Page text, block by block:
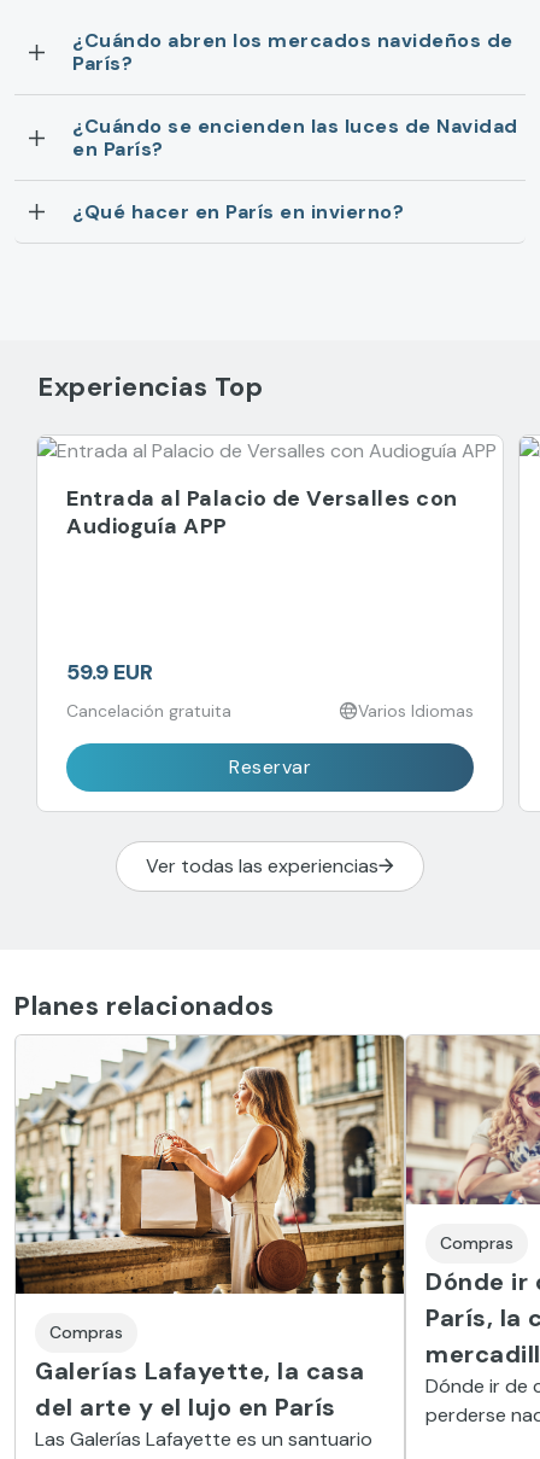
¿Cuándo abren los mercados navideños de
París?
¿Cuándo se encienden las luces de Navidad
en París?
¿Qué hacer en París en invierno?
Experiencias Top
Entrada al Palacio de Versalles con
Audioguía APP
59.9 EUR
Cancelación gratuita Varios Idiomas
Reservar
Ver todas las experiencias
Planes relacionados
Compras
Galerías Lafayette, la casa
del arte y el lujo en París
Las Galerías Lafayette es un santuario
Compras
Dónde ir
París, la
Dónde ir de
perderse